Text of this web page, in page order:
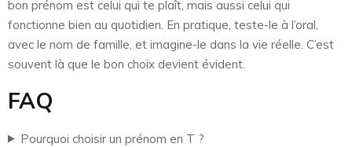
bon prénom est celui qui te plaît, mais aussi celui qui
fonctionne bien au quotidien. En pratique, teste-le à l’oral,
avec le nom de famille, et imagine-le dans la vie réelle. C’est
souvent là que le bon choix devient évident.
FAQ
Pourquoi choisir un prénom en T ?